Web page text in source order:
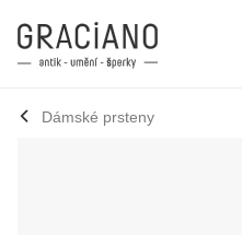
Dámské prsteny